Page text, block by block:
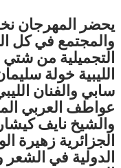
يحضر المهرجان
والمجتمع في كل
التجميلية من شتي
الليبية خولة
سابي والفنان
عواطف العربي
والشيخ نايف
الجزائرية زهيرة
الدولية في الشعر